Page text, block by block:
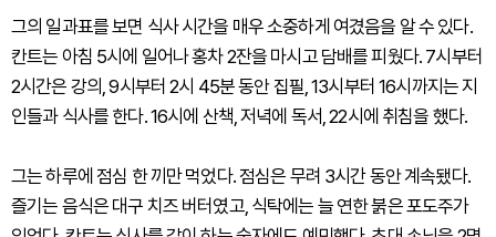
그의 일과표를 보면 식사 시간을 매우 소중하게 여겼음을 알 수 있다.
칸트는 아침 5시에 일어나 홍차 2잔을 마시고 담배를 피웠다. 7시부터
2시간은 강의, 9시부터 2시 45분 동안 집필, 13시부터 16시까지는 지
인들과 식사를 한다. 16시에 산책, 저녁에 독서, 22시에 취침을 했다.
그는 하루에 점심 한 끼만 먹었다. 점심은 무려 3시간 동안 계속됐다.
즐기는 음식은 대구 치즈 버터였고, 식탁에는 늘 연한 붉은 포도주가